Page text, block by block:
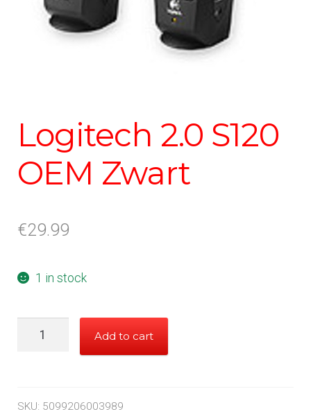
Logitech 2.0 S120
OEM Zwart
€29.99
1 in stock
Zwart
Add to cart
SKU: 5099206003989